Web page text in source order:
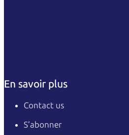
En savoir plus
Contact us
S’abonner